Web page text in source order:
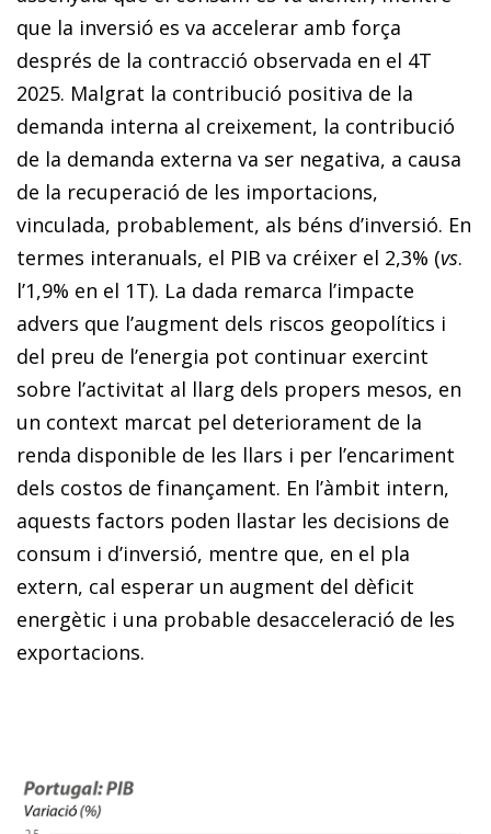
que la inversió es va accelerar amb força
després de la contracció observada en el 4T
2025. Malgrat la contribució positiva de la
demanda interna al creixement, la contribució
de la demanda externa va ser negativa, a causa
de la recuperació de les importacions,
vinculada, probablement, als béns d’inversió. En
termes interanuals, el PIB va créixer el 2,3% (vs.
l’1,9% en el 1T). La dada remarca l’impacte
advers que l’augment dels riscos geopolítics i
del preu de l’energia pot continuar exercint
sobre l’activitat al llarg dels propers mesos, en
un context marcat pel deteriorament de la
renda disponible de les llars i per l’encariment
dels costos de finançament. En l’àmbit intern,
aquests factors poden llastar les decisions de
consum i d’inversió, mentre que, en el pla
extern, cal esperar un augment del dèficit
energètic i una probable desacceleració de les
exportacions.